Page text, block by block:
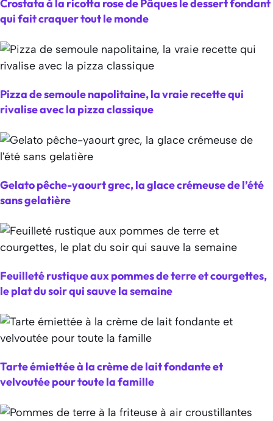
Crostata à la ricotta rose de Pâques le dessert fondant
qui fait craquer tout le monde
Pizza de semoule napolitaine, la vraie recette qui
rivalise avec la pizza classique
Gelato pêche-yaourt grec, la glace crémeuse de l’été
sans gelatière
Feuilleté rustique aux pommes de terre et courgettes,
le plat du soir qui sauve la semaine
Tarte émiettée à la crème de lait fondante et
velvoutée pour toute la famille